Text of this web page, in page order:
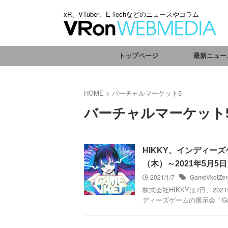
xR、VTuber、E-Techなどのニュースやコラム
トップページ 最新ニュー
HOME > バーチャルマーケット5
バーチャルマーケット
HIKKY、インディー
（木）～2021年5月5
2021/1/7
株式会社HIKKYは7日、
ディーズゲームの展示会「